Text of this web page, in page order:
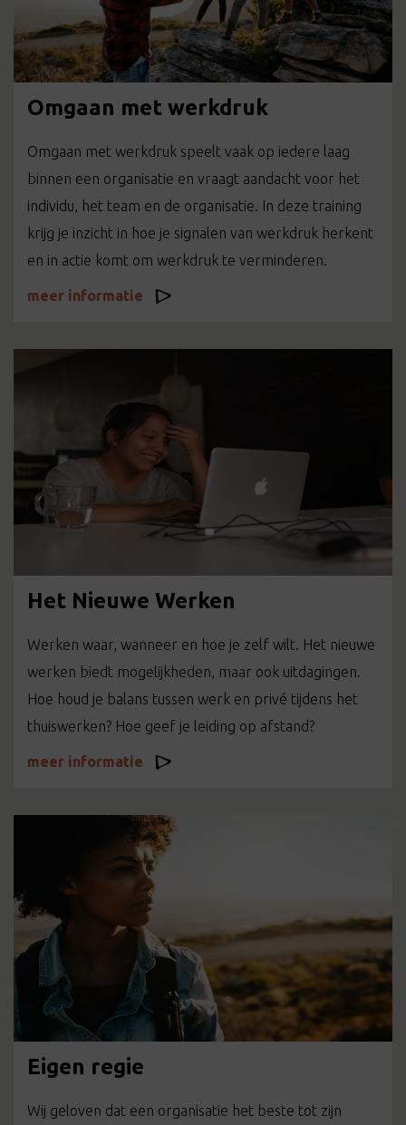
Omgaan met werkdruk
Omgaan met werkdruk speelt vaak op iedere laag
binnen een organisatie en vraagt aandacht voor het
individu, het team en de organisatie. In deze training
krijg je inzicht in hoe je signalen van werkdruk herkent
en in actie komt om werkdruk te verminderen.
meer informatie
Het Nieuwe Werken
Werken waar, wanneer en hoe je zelf wilt. Het nieuwe
werken biedt mogelijkheden, maar ook uitdagingen.
Hoe houd je balans tussen werk en privé tijdens het
thuiswerken? Hoe geef je leiding op afstand?
meer informatie
Eigen regie
Wij geloven dat een organisatie het beste tot zijn